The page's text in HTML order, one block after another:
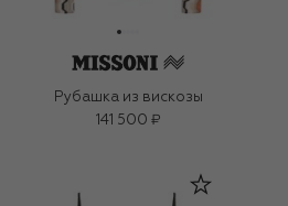
Рубашка из вискозы
141 500 ₽